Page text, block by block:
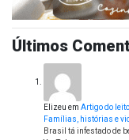
Últimos
Elizeu em Artigo do
Famílias, histórias e
Brasil tá infestado de